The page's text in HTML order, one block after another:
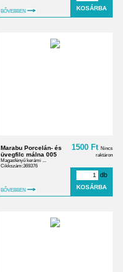
BŐVEBBEN
Marabu Porcelán- és
üvegfilc málna 005
Magasfényű kerámi ...
Cikkszám:369376
BŐVEBBEN
1500 Ft Nincs
raktáron
db